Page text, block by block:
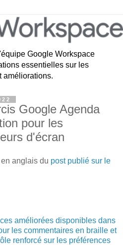
Google Workspace
essentielles sur les
améliorations.
Google Agenda
pour les
d'écran
anglais du post publié sur le
améliorées disponibles dans
les commentaires en braille et
renforcé sur les préférences